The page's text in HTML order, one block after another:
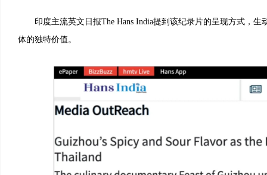
印度主流英文日报The Hans India提到该纪录片的呈现方式，生
体的独特价值。